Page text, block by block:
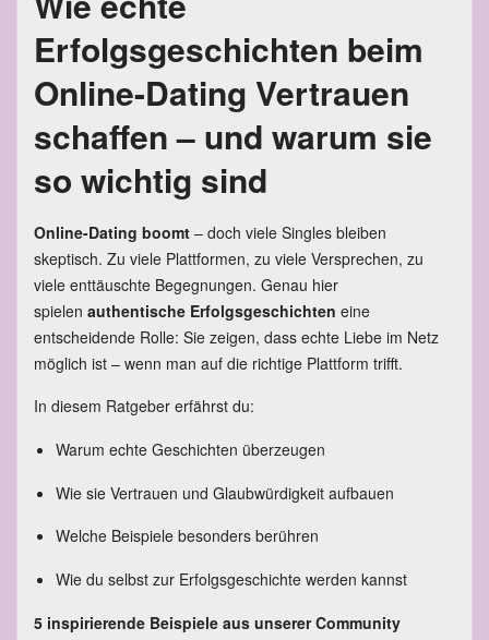
Erfolgsgeschichten beim
Online-Dating Vertrauen
schaffen – und warum sie
so wichtig sind
Online-Dating boomt – doch viele Singles bleiben
skeptisch. Zu viele Plattformen, zu viele Versprechen, zu
viele enttäuschte Begegnungen. Genau hier
spielen authentische Erfolgsgeschichten eine
entscheidende Rolle: Sie zeigen, dass echte Liebe im Netz
möglich ist – wenn man auf die richtige Plattform trifft.
In diesem Ratgeber erfährst du:
Warum echte Geschichten überzeugen
Wie sie Vertrauen und Glaubwürdigkeit aufbauen
Welche Beispiele besonders berühren
Wie du selbst zur Erfolgsgeschichte werden kannst
5 inspirierende Beispiele aus unserer Community